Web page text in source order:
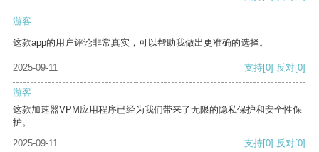
游客
这款app的用户评论非常真实，可以帮助我做出更准确的选择。
2025-09-11 支持[0] 反对[0]
游客
这款加速器VPM应用程序已经为我们带来了无限的隐私保护和安全性保
护。
2025-09-11
支持[0] 反对[0]